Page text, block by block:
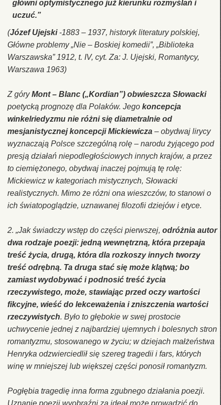
główni optymistycznego już kierunku rozmyślań i
uczuć.”
(Józef Ujejski-1883 – 1937, historyk literatury polskiej,
Główne problemy „Nie – Boskiej komedii”, „Biblioteka
Warszawska” 1912, t. IV, cyt. Za: J. Ujejski, Romantycy,
Warszawa 1963)
Z góryMont – Blanc („Kordian”) obwieszcza Słowacki
poetycką prognozę dla Polaków. Jego koncepcja
winkelriedyzmu nie różni się diametralnie od
mesjanistycznej koncepcji Mickiewicza – obydwaj lirycy
wyznaczają Polsce szczególną rolę – narodu żyjącego pod
presją działań niepodległościowych innych krajów, a przez
to ciemiężonego, obydwaj inaczej pojmują tę rolę:
Mickiewicz w kategoriach mistycznych, Słowacki
realistycznych. Mimo że różni ona wieszczów, to stanowi o
ich światopoglądzie, uznawanej filozofii dziejów i etyce.
2. „Jak świadczy wstęp do części pierwszej, odróżnia autor
dwa rodzaje poezji: jedną wewnętrzną, która przepaja
treść życia, drugą, która dla rozkoszy innych tworzy
treść odrębną. Ta druga stać się może klątwą; bo
zamiast wydobywać i podnosić treść życia
rzeczywistego, może, stawiając przed oczy wartości
fikcyjne, wieść do lekceważenia i zniszczenia wartości
rzeczywistych. Było to głębokie w swej prostocie
uchwycenie jednej z najbardziej ujemnych i bolesnych stron
romantyzmu, stosowanego w życiu; w dziejach małżeństwa
Henryka odzwierciedlił się szereg tragedii i fars, których
winę w mniejszej lub większej części ponosił romantyzm.
Pogłębia tragedię inna forma zgubnego działania poezji.
Uznanie poezji wyobraźni za ideał może prowadzić do